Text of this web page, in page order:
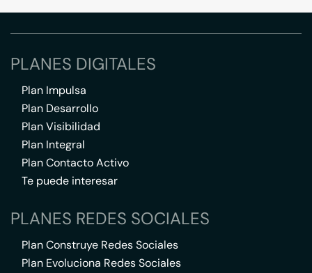
PLANES DIGITALES
Plan Impulsa
Plan Desarrollo
Plan Visibilidad
Plan Integral
Plan Contacto Activo
Te puede interesar
PLANES REDES SOCIALES
Plan Construye Redes Sociales
Plan Evoluciona Redes Sociales